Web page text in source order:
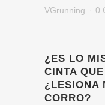
VGrunning
0
¿ES LO
CINTA
¿LESIONA
CORRO?